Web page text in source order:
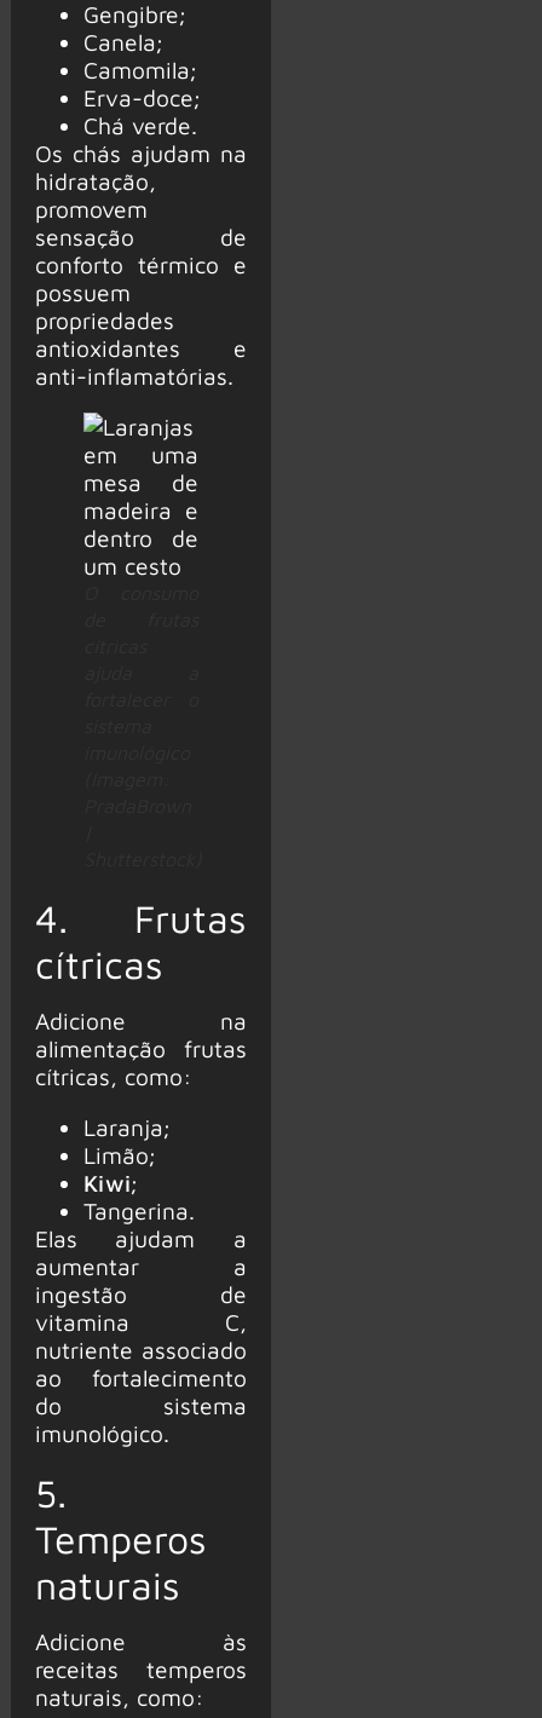
Gengibre;
Canela;
Camomila;
Erva-doce;
Chá verde.
Os chás ajudam na
hidratação,
promovem
sensação de
conforto térmico e
possuem
propriedades
antioxidantes e
anti-inflamatórias.
4. Frutas
cítricas
Adicione na
alimentação frutas
cítricas, como:
Laranja;
Limão;
Kiwi;
Tangerina.
Elas ajudam a
aumentar a
ingestão de
vitamina C,
nutriente associado
ao fortalecimento
do sistema
imunológico.
5.
Temperos
naturais
Adicione às
receitas temperos
naturais, como: